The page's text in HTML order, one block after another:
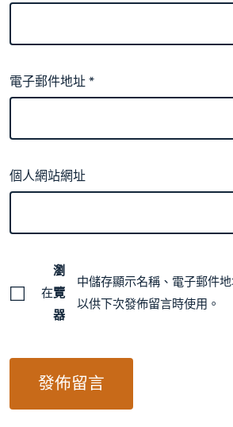
電子郵件地址*
個人網站網址
在
瀏
覽
器
中儲存顯示名稱、電子郵件
以供下次發佈留言時使用。